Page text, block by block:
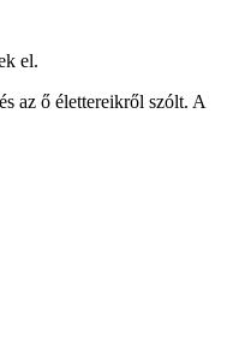
el.
az ő élettereikről szólt. A